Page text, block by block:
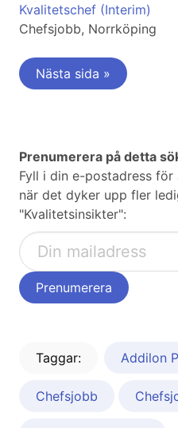
Kvalitetschef (Interim)
Chefsjobb, Norrköping
Nästa sida »
Prenumerera på detta
Fyll i din e-postadress
när det dyker upp fler
"Kvalitetsinsikter":
Taggar: Addilon
Chefsjobb